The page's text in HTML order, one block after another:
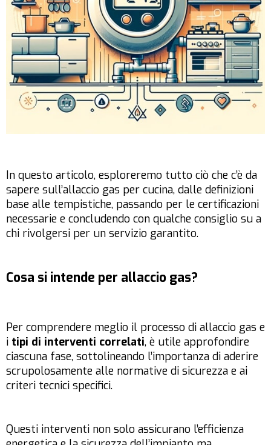
In questo articolo, esploreremo tutto ciò che c’è da
sapere sull’allaccio gas per cucina, dalle definizioni
base alle tempistiche, passando per le certificazioni
necessarie e concludendo con qualche consiglio su a
chi rivolgersi per un servizio garantito.
Cosa si intende per allaccio gas?
Per comprendere meglio il processo di allaccio gas e
i tipi di interventi correlati, è utile approfondire
ciascuna fase, sottolineando l’importanza di aderire
scrupolosamente alle normative di sicurezza e ai
criteri tecnici specifici.
Questi interventi non solo assicurano l’efficienza